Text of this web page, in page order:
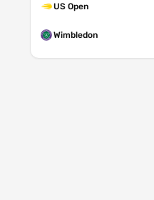
US Open
Wimbledon